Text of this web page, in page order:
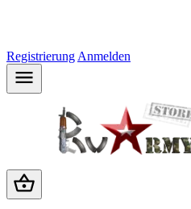
Registrierung Anmelden